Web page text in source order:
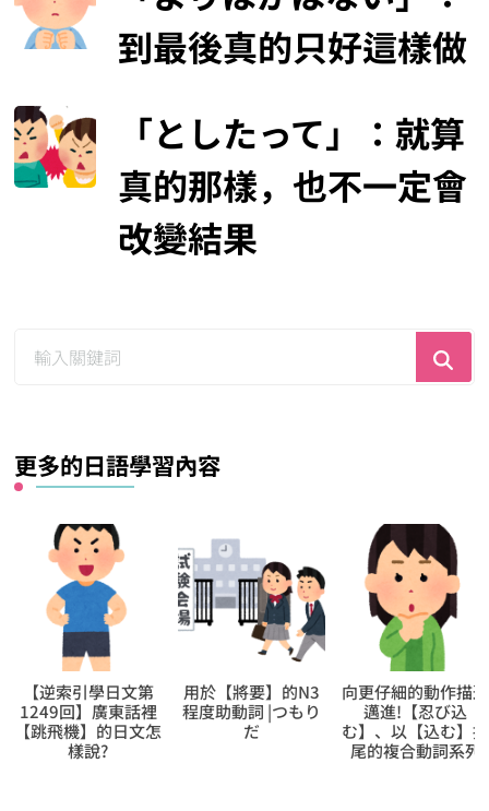
到最後真的只好這樣做
「としたって」：就算
真的那樣，也不一定會
改變結果
更多的日語學習內容
【逆索引學日文第
1249回】廣東話裡
【跳飛機】的日文怎
樣說?
用於【將要】的N3
程度助動詞 |つもり
だ
向更仔細的動作描述
邁進!【忍び込
む】、以【込む】接
尾的複合動詞系列